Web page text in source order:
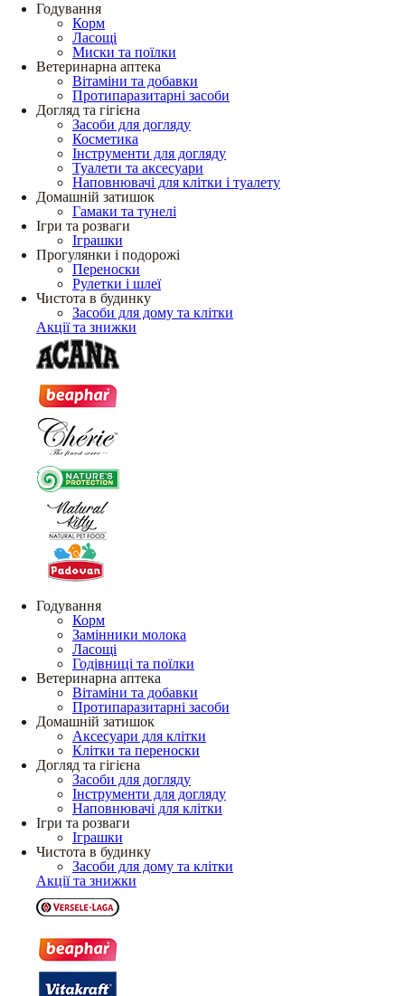
Годування
Корм
Ласощі
Миски та поїлки
Ветеринарна аптека
Вітаміни та добавки
Протипаразитарні засоби
Догляд та гігієна
Засоби для догляду
Косметика
Інструменти для догляду
Туалети та аксесуари
Наповнювачі для клітки і туалету
Домашній затишок
Гамаки та тунелі
Ігри та розваги
Іграшки
Прогулянки і подорожі
Переноски
Рулетки і шлеї
Чистота в будинку
Засоби для дому та клітки
Акції та знижки
Годування
Корм
Замінники молока
Ласощі
Годівниці та поїлки
Ветеринарна аптека
Вітаміни та добавки
Протипаразитарні засоби
Домашній затишок
Аксесуари для клітки
Клітки та переноски
Догляд та гігієна
Засоби для догляду
Інструменти для догляду
Наповнювачі для клітки
Ігри та розваги
Іграшки
Чистота в будинку
Засоби для дому та клітки
Акції та знижки